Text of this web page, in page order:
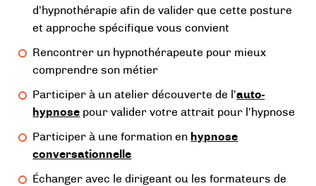
d’hypnothérapie afin de valider que cette posture
et approche spécifique vous convient
Rencontrer un hypnothérapeute pour mieux
comprendre son métier
Participer à un atelier découverte de l’auto-
hypnose pour valider votre attrait pour l’hypnose
Participer à une formation en hypnose
conversationnelle
Échanger avec le dirigeant ou les formateurs de